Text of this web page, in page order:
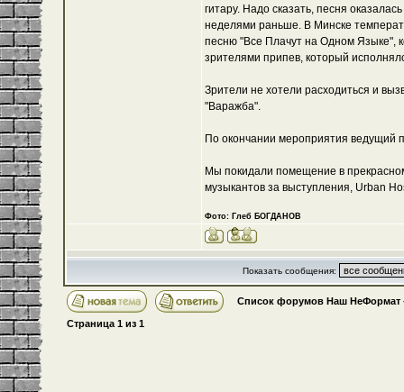
гитару. Надо сказать, песня
неделями раньше. В Минске
песню "Все Плачут на Одном
зрителями припев, который
Зрители не хотели расходиться и
"Варажба".
По окончании мероприятия ведущий
Мы покидали помещение в
музыкантов за выступления, Urban
Фото: Глеб БОГДАНОВ
Показать сообщения:
Список форумов Наш НеФормат
Страница 1 из 1